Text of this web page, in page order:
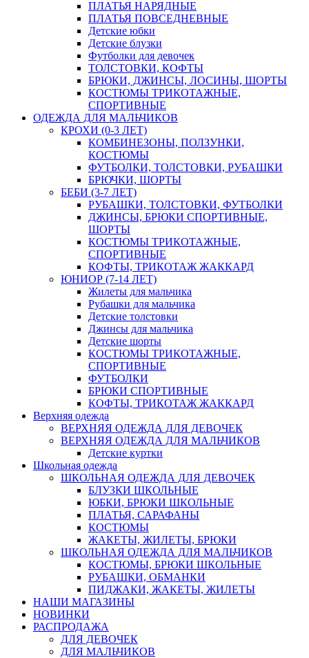
ПЛАТЬЯ НАРЯДНЫЕ
ПЛАТЬЯ ПОВСЕДНЕВНЫЕ
Детские юбки
Детские блузки
Футболки для девочек
ТОЛСТОВКИ, КОФТЫ
БРЮКИ, ДЖИНСЫ, ЛОСИНЫ, ШОРТЫ
КОСТЮМЫ ТРИКОТАЖНЫЕ,
СПОРТИВНЫЕ
ОДЕЖДА ДЛЯ МАЛЬЧИКОВ
КРОХИ (0-3 ЛЕТ)
КОМБИНЕЗОНЫ, ПОЛЗУНКИ,
КОСТЮМЫ
ФУТБОЛКИ, ТОЛСТОВКИ, РУБАШКИ
БРЮЧКИ, ШОРТЫ
БЕБИ (3-7 ЛЕТ)
РУБАШКИ, ТОЛСТОВКИ, ФУТБОЛКИ
ДЖИНСЫ, БРЮКИ СПОРТИВНЫЕ,
ШОРТЫ
КОСТЮМЫ ТРИКОТАЖНЫЕ,
СПОРТИВНЫЕ
КОФТЫ, ТРИКОТАЖ ЖАККАРД
ЮНИОР (7-14 ЛЕТ)
Жилеты для мальчика
Рубашки для мальчика
Детские толстовки
Джинсы для мальчика
Детские шорты
КОСТЮМЫ ТРИКОТАЖНЫЕ,
СПОРТИВНЫЕ
ФУТБОЛКИ
БРЮКИ СПОРТИВНЫЕ
КОФТЫ, ТРИКОТАЖ ЖАККАРД
Верхняя одежда
ВЕРХНЯЯ ОДЕЖДА ДЛЯ ДЕВОЧЕК
ВЕРХНЯЯ ОДЕЖДА ДЛЯ МАЛЬЧИКОВ
Детские куртки
Школьная одежда
ШКОЛЬНАЯ ОДЕЖДА ДЛЯ ДЕВОЧЕК
БЛУЗКИ ШКОЛЬНЫЕ
ЮБКИ, БРЮКИ ШКОЛЬНЫЕ
ПЛАТЬЯ, САРАФАНЫ
КОСТЮМЫ
ЖАКЕТЫ, ЖИЛЕТЫ, БРЮКИ
ШКОЛЬНАЯ ОДЕЖДА ДЛЯ МАЛЬЧИКОВ
КОСТЮМЫ, БРЮКИ ШКОЛЬНЫЕ
РУБАШКИ, ОБМАНКИ
ПИДЖАКИ, ЖАКЕТЫ, ЖИЛЕТЫ
НАШИ МАГАЗИНЫ
НОВИНКИ
РАСПРОДАЖА
ДЛЯ ДЕВОЧЕК
ДЛЯ МАЛЬЧИКОВ